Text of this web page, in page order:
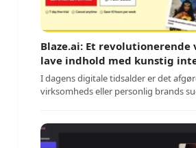
Blaze.ai: Et
lave indhold med kunstig
I dagens digitale tidsalder er det
virksomheds eller personlig brands